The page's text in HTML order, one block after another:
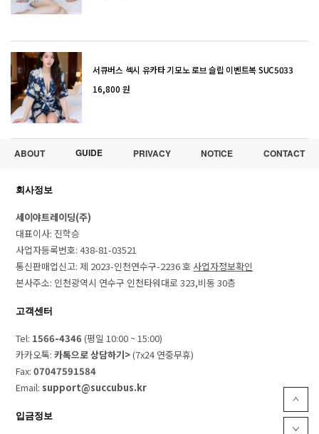
서큐버스 섹시 유카타 기모노 로브 슬립 이벤트복 SUC5033
16,800 원
ABOUT GUIDE PRIVACY NOTICE CONTACT
회사정보
세이야트레이딩(주)
대표이사: 진학승
사업자등록번호: 438-81-03521
통신판매업신고: 제 2023-인천연수구-2236 호 사업자정보확인
본사주소: 인천광역시 연수구 인천타워대로 323,비동 30층
고객센터
Tel: 1566-4346 (평일 10:00 ~ 15:00)
카카오톡:카톡으로 상담하기>(7x24 연중무휴)
Fax:07047591584
Email:support@succubus.kr
입금정보